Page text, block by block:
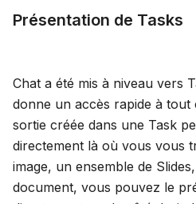
Blog
Présentation de Tasks
Chat a été mis à niveau vers
donne un accès rapide à
sortie créée dans une Task
directement là où vous vous
image, un ensemble de
document, vous pouvez le